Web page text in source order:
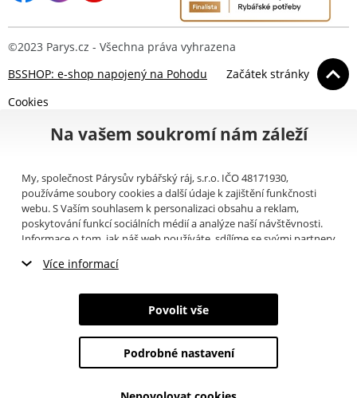
©2023 Parys.cz - Všechna práva vyhrazena
BSSHOP: e-shop napojený na Pohodu
Začátek stránky
Cookies
Na vašem soukromí nám záleží
My, společnost Párysův rybářský ráj, s.r.o. IČO 48171930,
používáme soubory cookies a další údaje k zajištění funkčnosti
webu. S Vaším souhlasem k personalizaci obsahu a reklam,
poskytování funkcí sociálních médií a analýze naší návštěvnosti.
Informace o tom, jak náš web používáte, sdílíme se svými partnery
můžete přečíst, jak tyto informace Google používá. Partneři tyto
poskytli nebo které získali v důsledku toho, že používáte jejich
služby. Tyto údaje zahrnují cookies, data z dalších úložišť, IP
adresu a další informace spojené s prohlížením webu. Svůj souhlas
Více informací
Nezbytné cookies
Marketingové cookies
Analytické cookies
Povolit vše
Podrobné nastavení